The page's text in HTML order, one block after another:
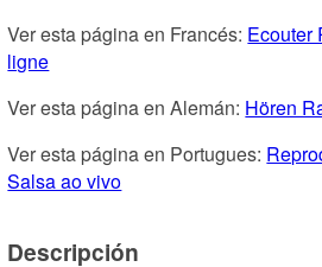
Ver esta página en Francés: Ecouter
ligne
Ver esta página en Alemán: Hören
Ver esta página en Portugues:
Salsa ao vivo
Descripción